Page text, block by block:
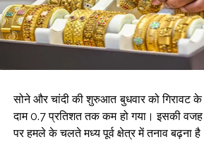
सोने और चांदी की शुरुआत बुधवार को गिरावट
दाम 0.7 प्रतिशत तक कम हो गया। इसकी
पर हमले के चलते मध्य पूर्व क्षेत्र में तनाव बढ़ना